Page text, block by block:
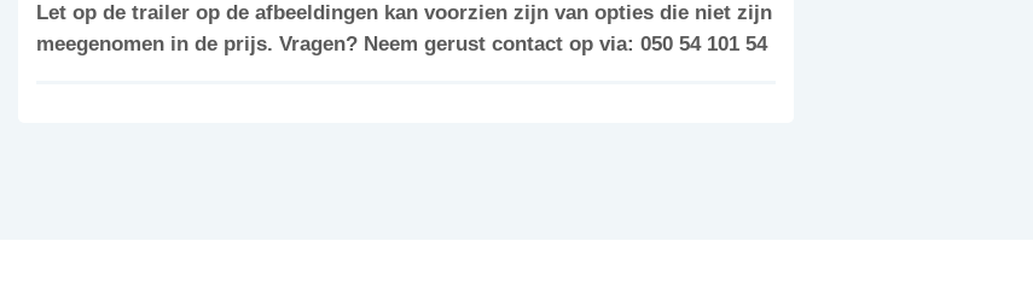
Let op de trailer op de afbeeldingen kan voorzien zijn van opties die niet zijn
meegenomen in de prijs. Vragen? Neem gerust contact op via: 050 54 101 54